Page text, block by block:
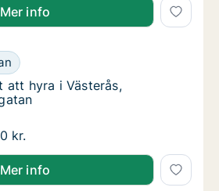
Mer info
att hyra i Västerås, Babordsgatan
Västerås, Babordsgatan
att hyra i Västerås, Babordsgatan
att hyra i Västerås,
att hyra i Västerås, Babordsgatan
kr.
Mer info